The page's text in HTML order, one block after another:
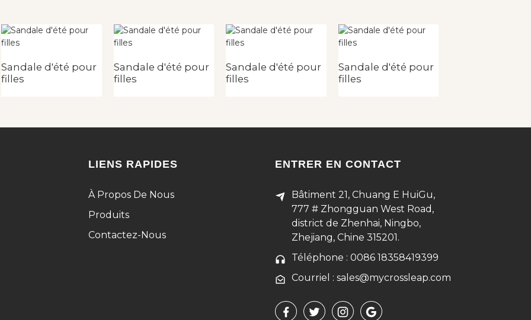
Sandale d'été pour
filles
Sandale d'été pour
filles
Sandale d'été pour
filles
Sandale d'été pour
filles
LIENS RAPIDES
À Propos De Nous
Produits
Contactez-Nous
ENTRER EN CONTACT
Bâtiment 21, Chuang E HuiGu,
777 # Zhongguan West Road,
district de Zhenhai, Ningbo,
Zhejiang, Chine 315201.
Téléphone : 0086 18358419399
Courriel : sales@mycrossleap.com